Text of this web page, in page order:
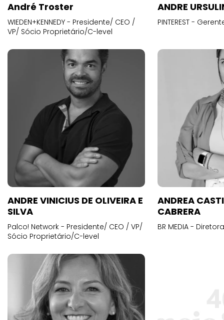
André Troster
WIEDEN+KENNEDY - Presidente/ CEO /
VP/ Sócio Proprietário/C-level
ANDRE
PINTEREST -
ANDRE VINICIUS DE OLIVEIRA E
SILVA
Palco! Network - Presidente/ CEO / VP/
Sócio Proprietário/C-level
ANDREA
CABRERA
BR MEDIA -